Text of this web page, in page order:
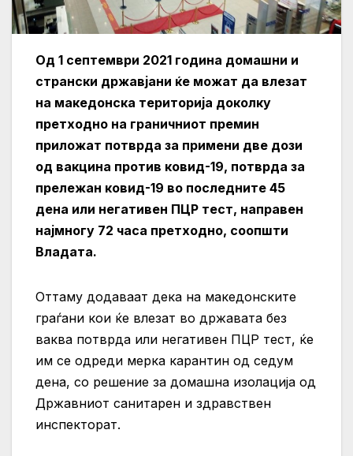
Од 1 септември 2021 година домашни и
странски државјани ќе можат да влезат
на македонска територија доколку
претходно на граничниот премин
приложат потврда за примени две дози
од вакцина против ковид-19, потврда за
прележан ковид-19 во последните 45
дена или негативен ПЦР тест, направен
најмногу 72 часа претходно, соопшти
Владата.
Оттаму додаваат дека на македонските
граѓани кои ќе влезат во државата без
ваква потврда или негативен ПЦР тест, ќе
им се одреди мерка карантин од седум
дена, со решение за домашна изолација од
Државниот санитарен и здравствен
инспекторат.